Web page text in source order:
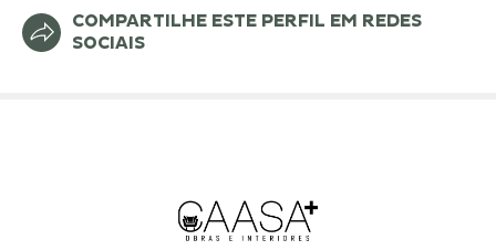
COMPARTILHE ESTE PERFIL EM REDES
SOCIAIS